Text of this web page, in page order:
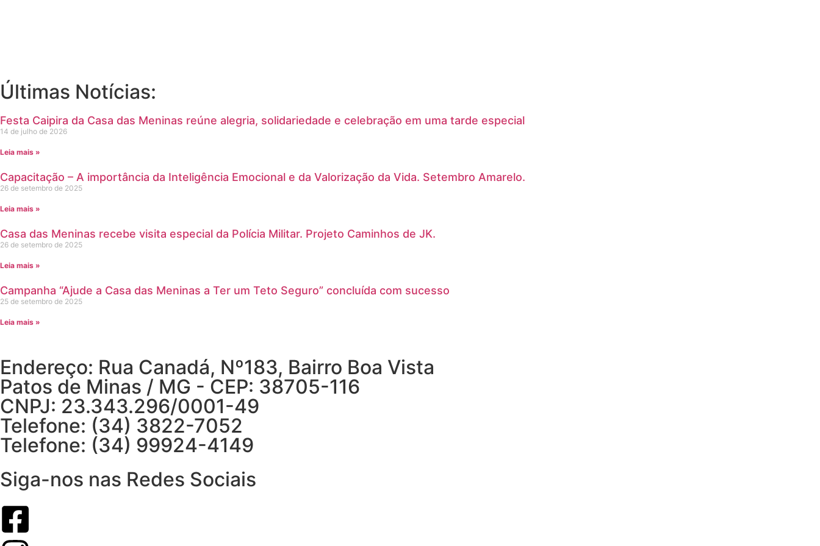
Últimas Notícias:
Festa Caipira da Casa das Meninas reúne alegria, solidariedade e celebração em uma tarde especial
14 de julho de 2026
Leia mais »
Capacitação – A importância da Inteligência Emocional e da Valorização da Vida. Setembro Amarelo.
26 de setembro de 2025
Leia mais »
Casa das Meninas recebe visita especial da Polícia Militar. Projeto Caminhos de JK.
26 de setembro de 2025
Leia mais »
Campanha “Ajude a Casa das Meninas a Ter um Teto Seguro” concluída com sucesso
25 de setembro de 2025
Leia mais »
Endereço: Rua Canadá, Nº183, Bairro Boa Vista
Patos de Minas / MG - CEP: 38705-116
CNPJ: 23.343.296/0001-49
Telefone: (34) 3822-7052
Telefone: (34) 99924-4149
Siga-nos nas Redes Sociais